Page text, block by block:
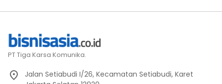
PT Tiga Karsa Komunika.
Jalan Setiabudi I/26, Kecamatan Setiabudi, Karet